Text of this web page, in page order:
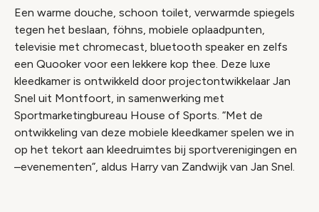
Een warme douche, schoon toilet, verwarmde spiegels
tegen het beslaan, föhns, mobiele oplaadpunten,
televisie met chromecast, bluetooth speaker en zelfs
een Quooker voor een lekkere kop thee. Deze luxe
kleedkamer is ontwikkeld door projectontwikkelaar Jan
Snel uit Montfoort, in samenwerking met
Sportmarketingbureau House of Sports. “Met de
ontwikkeling van deze mobiele kleedkamer spelen we in
op het tekort aan kleedruimtes bij sportverenigingen en
–evenementen”, aldus Harry van Zandwijk van Jan Snel.